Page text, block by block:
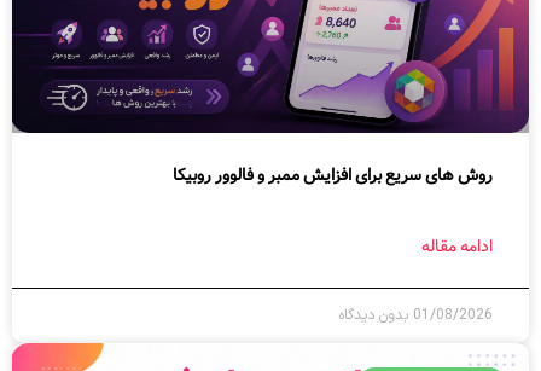
روش های سریع برای افزایش ممبر و فالوور روبیکا
ادامه مقاله
01/08/2026 بدون دیدگاه